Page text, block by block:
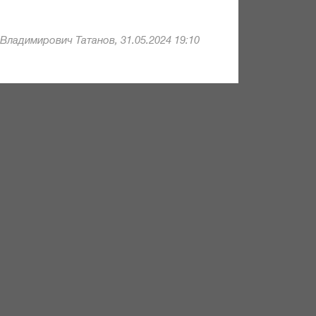
Татанов, 31.05.2024 19:10